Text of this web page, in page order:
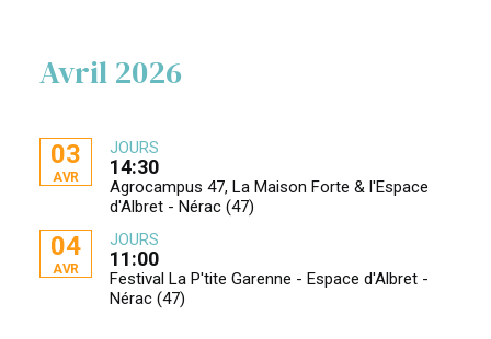
Avril 2026
03
AVR
JOURS
14:30
Agrocampus 47, La Maison Forte & l'Espace
d'Albret - Nérac (47)
04
AVR
JOURS
11:00
Festival La P'tite Garenne - Espace d'Albret -
Nérac (47)